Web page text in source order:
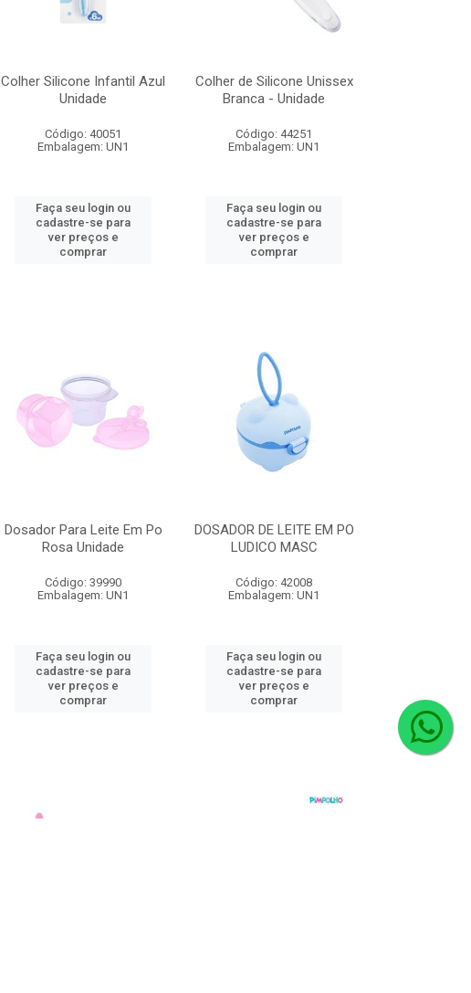
Colher Silicone Infantil Azul
Unidade
Código: 40051
Embalagem: UN1
Faça seu login ou
cadastre-se para
ver preços e
comprar
Colher de Silicone Unissex
Branca - Unidade
Código: 44251
Embalagem: UN1
Faça seu login ou
cadastre-se para
ver preços e
comprar
Dosador Para Leite Em Po
Rosa Unidade
Código: 39990
Embalagem: UN1
Faça seu login ou
cadastre-se para
ver preços e
comprar
DOSADOR DE LEITE EM PO
LUDICO MASC
Código: 42008
Embalagem: UN1
Faça seu login ou
cadastre-se para
ver preços e
comprar